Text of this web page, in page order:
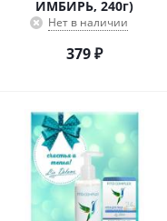
ИМБИРЬ, 240г)
Нет в наличии
379₽